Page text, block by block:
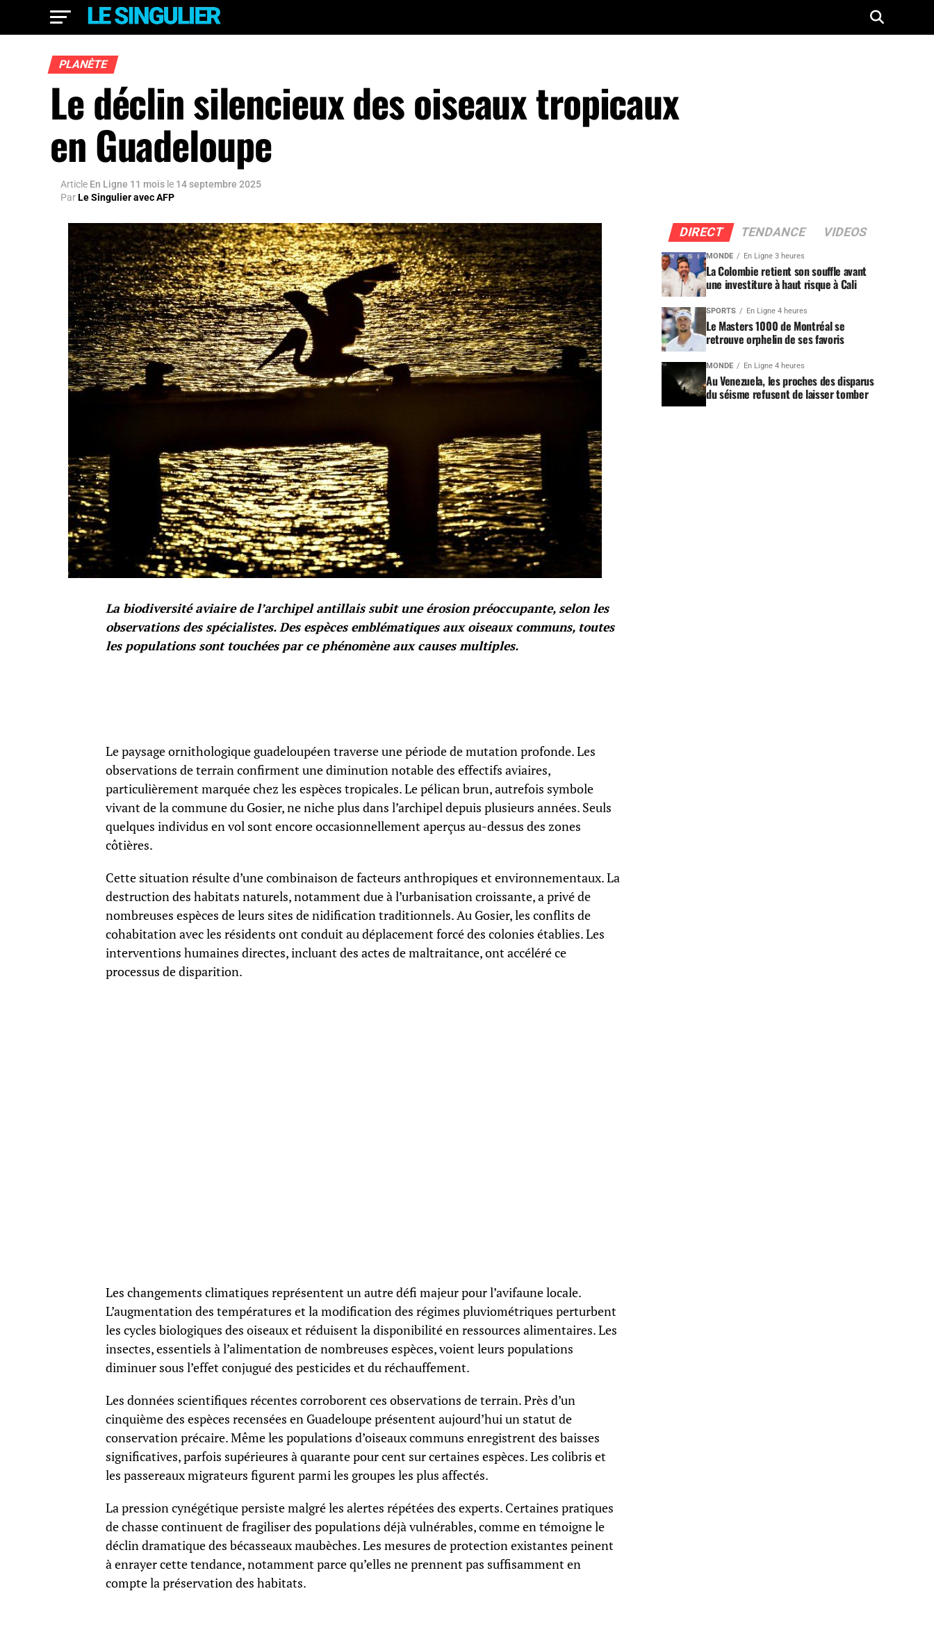
PLANÈTE
Le déclin silencieux des oiseaux tropicaux
en Guadeloupe
Article En Ligne 11 mois le 14 septembre 2025
ParLe Singulier avec AFP
La biodiversité aviaire de l’archipel antillais subit une érosion préoccupante, selon les
observations des spécialistes. Des espèces emblématiques aux oiseaux communs, toutes
les populations sont touchées par ce phénomène aux causes multiples.
Le paysage ornithologique guadeloupéen traverse une période de mutation profonde. Les
observations de terrain confirment une diminution notable des effectifs aviaires,
particulièrement marquée chez les espèces tropicales. Le pélican brun, autrefois symbole
vivant de la commune du Gosier, ne niche plus dans l’archipel depuis plusieurs années. Seuls
quelques individus en vol sont encore occasionnellement aperçus au-dessus des zones
côtières.
Cette situation résulte d’une combinaison de facteurs anthropiques et environnementaux. La
destruction des habitats naturels, notamment due à l’urbanisation croissante, a privé de
nombreuses espèces de leurs sites de nidification traditionnels. Au Gosier, les conflits de
cohabitation avec les résidents ont conduit au déplacement forcé des colonies établies. Les
interventions humaines directes, incluant des actes de maltraitance, ont accéléré ce
processus de disparition.
Les changements climatiques représentent un autre défi majeur pour l’avifaune locale.
L’augmentation des températures et la modification des régimes pluviométriques perturbent
les cycles biologiques des oiseaux et réduisent la disponibilité en ressources alimentaires. Les
insectes, essentiels à l’alimentation de nombreuses espèces, voient leurs populations
diminuer sous l’effet conjugué des pesticides et du réchauffement.
Les données scientifiques récentes corroborent ces observations de terrain. Près d’un
cinquième des espèces recensées en Guadeloupe présentent aujourd’hui un statut de
conservation précaire. Même les populations d’oiseaux communs enregistrent des baisses
significatives, parfois supérieures à quarante pour cent sur certaines espèces. Les colibris et
les passereaux migrateurs figurent parmi les groupes les plus affectés.
La pression cynégétique persiste malgré les alertes répétées des experts. Certaines pratiques
de chasse continuent de fragiliser des populations déjà vulnérables, comme en témoigne le
déclin dramatique des bécasseaux maubèches. Les mesures de protection existantes peinent
à enrayer cette tendance, notamment parce qu’elles ne prennent pas suffisamment en
compte la préservation des habitats.
DIRECT TENDANCE VIDEOS
MONDE En Ligne 3 heures
La Colombie retient son souffle avant
une investiture à haut risque à Cali
SPORTS En Ligne 4 heures
Le Masters 1000 de Montréal se
retrouve orphelin de ses favoris
MONDE En Ligne 4 heures
Au Venezuela, les proches des disparus
du séisme refusent de laisser tomber